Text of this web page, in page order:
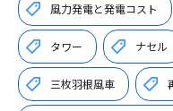
風力発電と発電コスト
タワー ナセル
三枚羽根風車